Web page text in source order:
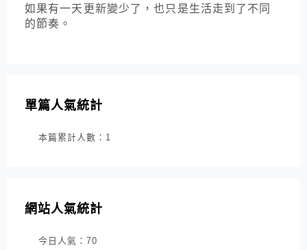
如果有一天更新變少了，也只是生活走到了不同
的節奏。
單篇人氣統計
本篇累計人數： 1
網站人氣統計
今日人氣： 70